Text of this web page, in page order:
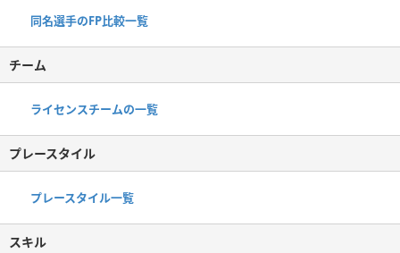
同名選手のFP比較一覧
チーム
ライセンスチームの一覧
プレースタイル
プレースタイル一覧
スキル